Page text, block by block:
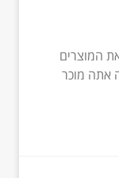
המוצרים
אתה מוכר